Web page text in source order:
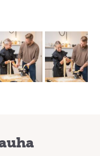
Next